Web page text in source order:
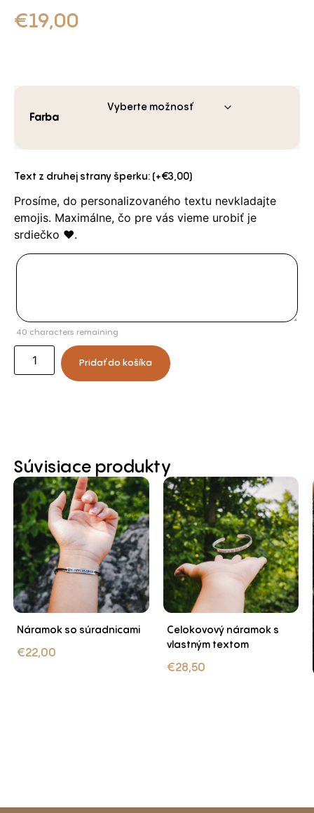
€19,00
Farba
Text z druhej strany šperku: (+€3,00)
Prosíme, do personalizovaného textu nevkladajte
emojis. Maximálne, čo pre vás vieme urobiť je
srdiečko ❤️.
40 characters remaining
Pridať do košíka
Súvisiace produkty
Náramok so súradnicami
€22,00
Celokovový náramok s
vlastným textom
€28,50